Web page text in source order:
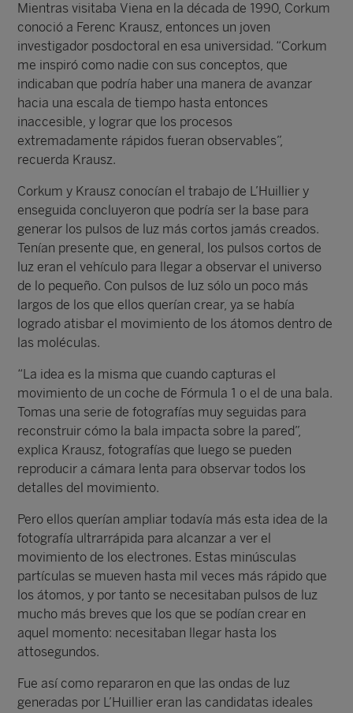
Mientras visitaba Viena en la década de 1990, Corkum
conoció a Ferenc Krausz, entonces un joven
investigador posdoctoral en esa universidad. “Corkum
me inspiró como nadie con sus conceptos, que
indicaban que podría haber una manera de avanzar
hacia una escala de tiempo hasta entonces
inaccesible, y lograr que los procesos
extremadamente rápidos fueran observables”,
recuerda Krausz.
Corkum y Krausz conocían el trabajo de L’Huillier y
enseguida concluyeron que podría ser la base para
generar los pulsos de luz más cortos jamás creados.
Tenían presente que, en general, los pulsos cortos de
luz eran el vehículo para llegar a observar el universo
de lo pequeño. Con pulsos de luz sólo un poco más
largos de los que ellos querían crear, ya se había
logrado atisbar el movimiento de los átomos dentro de
las moléculas.
“La idea es la misma que cuando capturas el
movimiento de un coche de Fórmula 1 o el de una bala.
Tomas una serie de fotografías muy seguidas para
reconstruir cómo la bala impacta sobre la pared”,
explica Krausz, fotografías que luego se pueden
reproducir a cámara lenta para observar todos los
detalles del movimiento.
Pero ellos querían ampliar todavía más esta idea de la
fotografía ultrarrápida para alcanzar a ver el
movimiento de los electrones. Estas minúsculas
partículas se mueven hasta mil veces más rápido que
los átomos, y por tanto se necesitaban pulsos de luz
mucho más breves que los que se podían crear en
aquel momento: necesitaban llegar hasta los
attosegundos.
Fue así como repararon en que las ondas de luz
generadas por L’Huillier eran las candidatas ideales